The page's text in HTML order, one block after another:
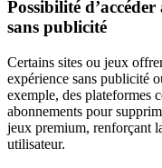
Possibilité
sans publicité
Certains sites ou jeux
expérience sans publicité
exemple, des plateformes
abonnements pour
jeux premium, renforçant
utilisateur.